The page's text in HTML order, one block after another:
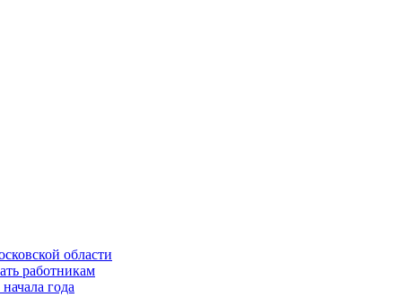
области
работникам
года